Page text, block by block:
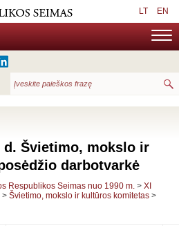
LT EN
d. Švietimo, mokslo ir
darbotvarkė
Respublikos Seimas nuo 1990 m. > XI
> Švietimo, mokslo ir kultūros komitetas >